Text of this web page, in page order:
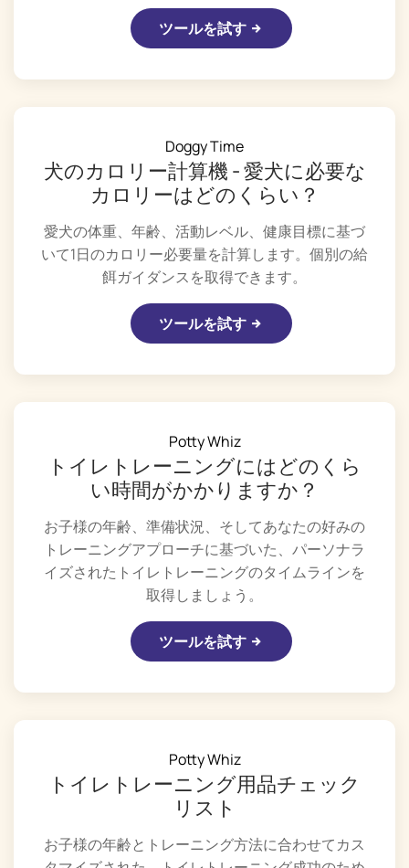
ツールを試す
Doggy Time
犬のカロリー計算機 - 愛犬に必要な
カロリーはどのくらい？
愛犬の体重、年齢、活動レベル、健康目標に基づ
いて1日のカロリー必要量を計算します。個別の給
餌ガイダンスを取得できます。
ツールを試す
Potty Whiz
トイレトレーニングにはどのくら
い時間がかかりますか？
お子様の年齢、準備状況、そしてあなたの好みの
トレーニングアプローチに基づいた、パーソナラ
イズされたトイレトレーニングのタイムラインを
取得しましょう。
ツールを試す
Potty Whiz
トイレトレーニング用品チェック
リスト
お子様の年齢とトレーニング方法に合わせてカス